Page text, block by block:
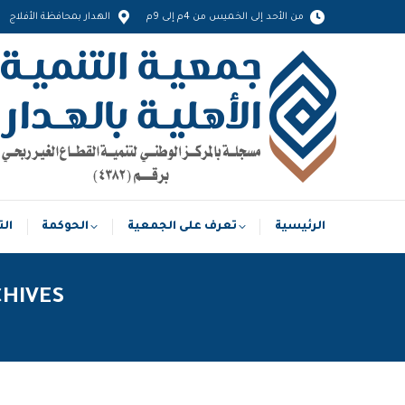
من الأحد إلى الخميس من 4م إلى 9م الهدار بمحافظة الأفلاج
الرئيسية تعرف على الجمعية الحوكمة
تعرف على الجمعية الحوكمة